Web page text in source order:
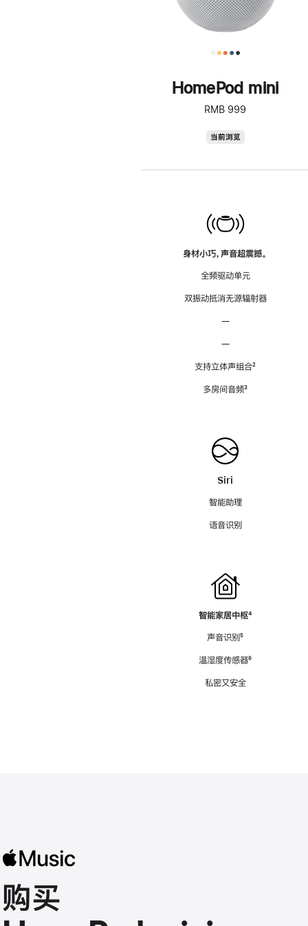
HomePod mini
RMB 999
当前浏览
身材小巧，声音超震撼。
全频驱动单元
双振动抵消无源辐射器
—
—
支持立体声组合脚
²
多房间音频脚
³
Siri
智能助理
语音识别
智能家居中枢脚
⁴
声音识别脚
⁵
温湿度传感器脚
⁶
私密又安全
购买